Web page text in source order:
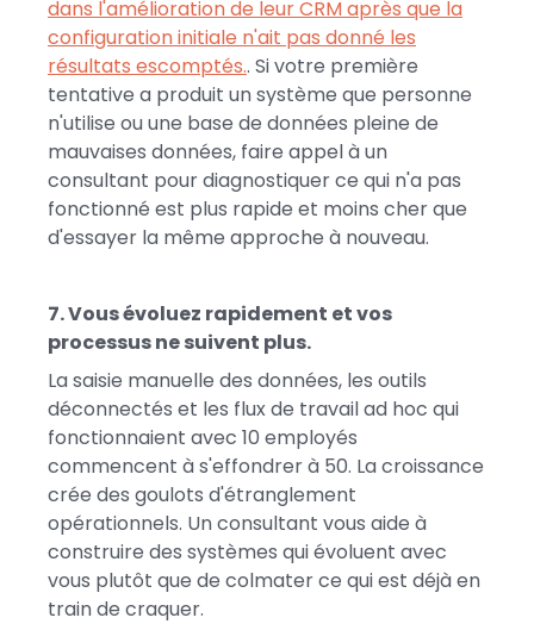
dans l'amélioration de leur CRM après que la
configuration initiale n'ait pas donné les
résultats escomptés.. Si votre première
tentative a produit un système que personne
n'utilise ou une base de données pleine de
mauvaises données, faire appel à un
consultant pour diagnostiquer ce qui n'a pas
fonctionné est plus rapide et moins cher que
d'essayer la même approche à nouveau.
7. Vous évoluez rapidement et vos
processus ne suivent plus.
La saisie manuelle des données, les outils
déconnectés et les flux de travail ad hoc qui
fonctionnaient avec 10 employés
commencent à s'effondrer à 50. La croissance
crée des goulots d'étranglement
opérationnels. Un consultant vous aide à
construire des systèmes qui évoluent avec
vous plutôt que de colmater ce qui est déjà en
train de craquer.